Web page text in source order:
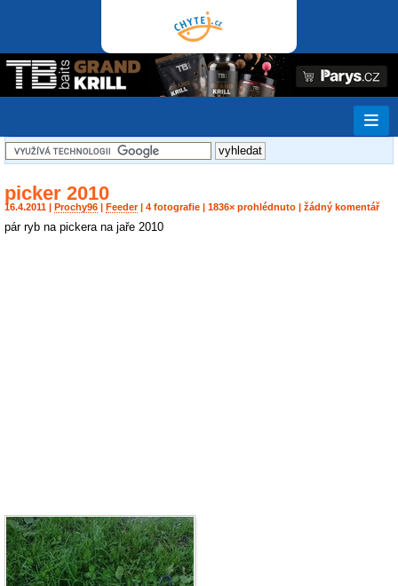
picker 2010
16.4.2011 | Prochy96 Feeder| 4 fotografie | 1836× prohlédnuto | žádný komentář
pár ryb na pickera na jaře 2010